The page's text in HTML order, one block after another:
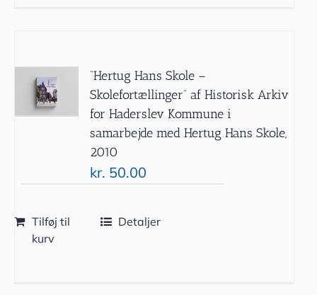
”Hertug Hans Skole –
Skolefortællinger” af Historisk Arkiv
for Haderslev Kommune i
samarbejde med Hertug Hans Skole,
2010
kr. 50.00
Tilføj til
kurv
Detaljer